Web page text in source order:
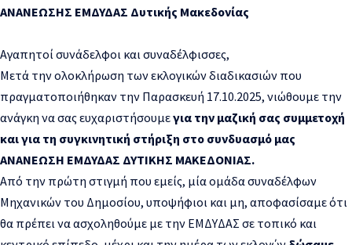
ΑΝΑΝΕΩΣΗΣ ΕΜΔΥΔΑΣ Δυτικής Μακεδονίας
Αγαπητοί συνάδελφοι και συναδέλφισσες,
Μετά την ολοκλήρωση των εκλογικών διαδικασιών που
πραγματοποιήθηκαν την Παρασκευή 17.10.2025, νιώθουμε την
ανάγκη να σας ευχαριστήσουμεγια την μαζική σας συμμετοχή
και για τη συγκινητική στήριξη στο συνδυασμό μας
ΑΝΑΝΕΩΣΗ ΕΜΔΥΔΑΣ ΔΥΤΙΚΗΣ ΜΑΚΕΔΟΝΙΑΣ.
Από την πρώτη στιγμή που εμείς, μία ομάδα συναδέλφων
Μηχανικών του Δημοσίου, υποψήφιοι και μη, αποφασίσαμε ότι
θα πρέπει να ασχοληθούμε με την ΕΜΔΥΔΑΣ σε τοπικό και